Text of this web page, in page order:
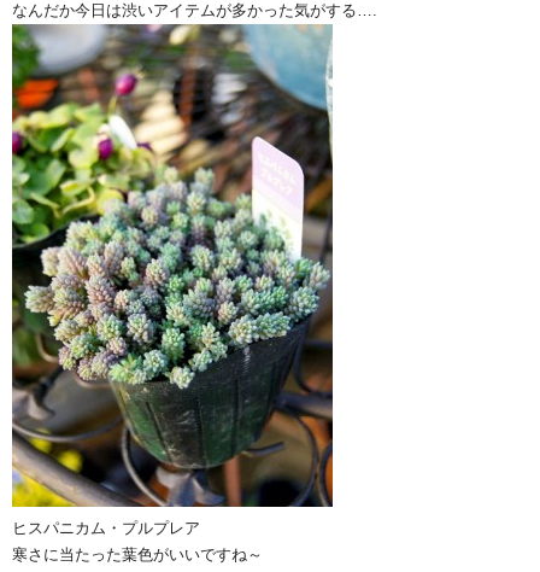
なんだか今日は渋いアイテムが多かった気がする….
ヒスパニカム・プルプレア
寒さに当たった葉色がいいですね～